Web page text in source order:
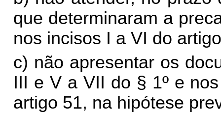
que determinaram a
nos incisos I a VI do
c) não apresentar os
III e V a VII do § 1º e
artigo 51, na hipótese